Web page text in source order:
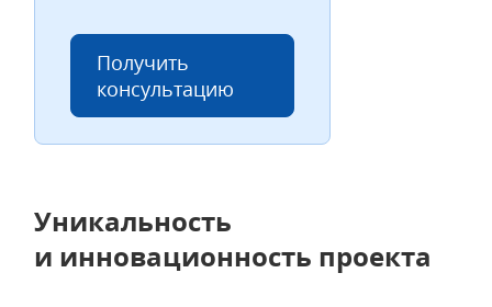
Получить
консультацию
Уникальность
и инновационность проекта